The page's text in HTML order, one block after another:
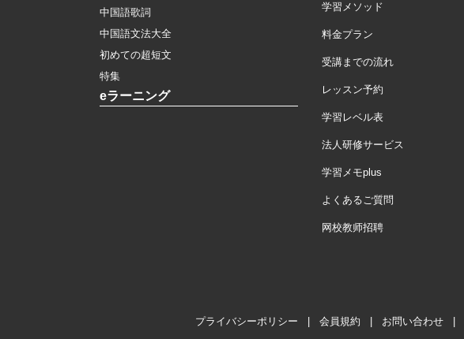
中国語歌詞
中国語文法大全
初めての超短文
特集
eラーニング
学習メソッド
料金プラン
受講までの流れ
レッスン予約
学習レベル表
法人研修サービス
学習メモplus
よくあるご質問
网校教师招聘
プライバシーポリシー 会員規約 お問い合わせ